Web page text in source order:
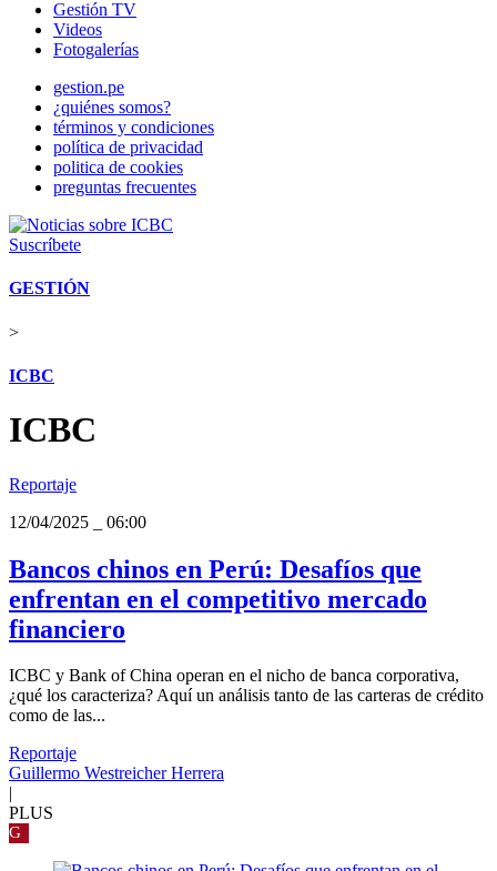
Gestión TV
Videos
Fotogalerías
gestion.pe
¿quiénes somos?
términos y condiciones
política de privacidad
politica de cookies
preguntas frecuentes
Suscríbete
GESTIÓN
>
ICBC
ICBC
Reportaje
12/04/2025
06:00
Bancos chinos en Perú: Desafíos que
enfrentan en el competitivo mercado
financiero
ICBC y Bank of China operan en el nicho de banca corporativa,
¿qué los caracteriza? Aquí un análisis tanto de las carteras de crédito
como de las...
Reportaje
Guillermo Westreicher Herrera
PLUS
G